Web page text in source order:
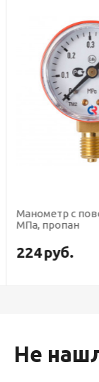
Манометр с
МПа, пропан
224руб.
Не